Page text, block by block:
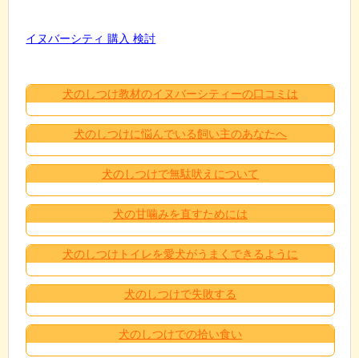
イヌバーシティ 購入 検討
犬のしつけ教材のイヌバーシティーの口コミは
犬のしつけに悩んでいる飼い主のあなたへ
犬のしつけで無駄吠えについて
犬の甘噛みを直すためには
犬のしつけトイレを愛犬がうまくできるように
犬のしつけで失敗する
犬のしつけでの拾い食い